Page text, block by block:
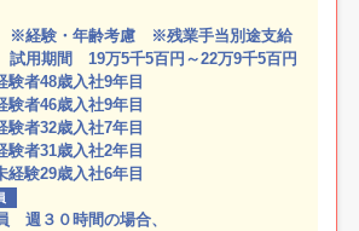
・年齢考慮 ※残業手当別途支給
間 19万5千5百円～22万9千5百円
験者48歳入社9年目
験者46歳入社9年目
験者32歳入社7年目
験者31歳入社2年目
経験29歳入社6年目
週３０時間の場合、